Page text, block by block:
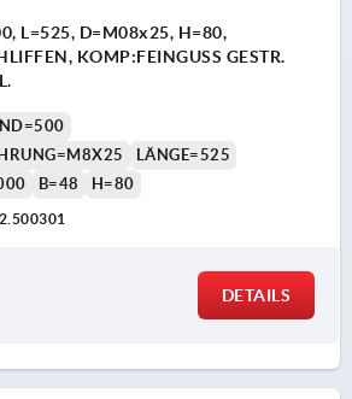
L=525, D=M08x25, H=80,
KOMP:FEINGUSS GESTR.
LÄNGE=525
B=48 H=80
DETAILS